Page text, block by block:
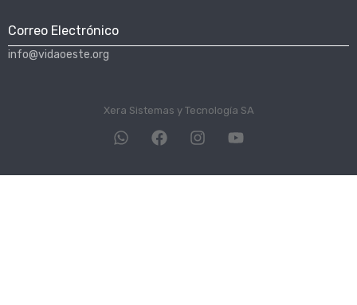
Correo Electrónico
info@vidaoeste.org
Xera Sistemas y Tecnología SA